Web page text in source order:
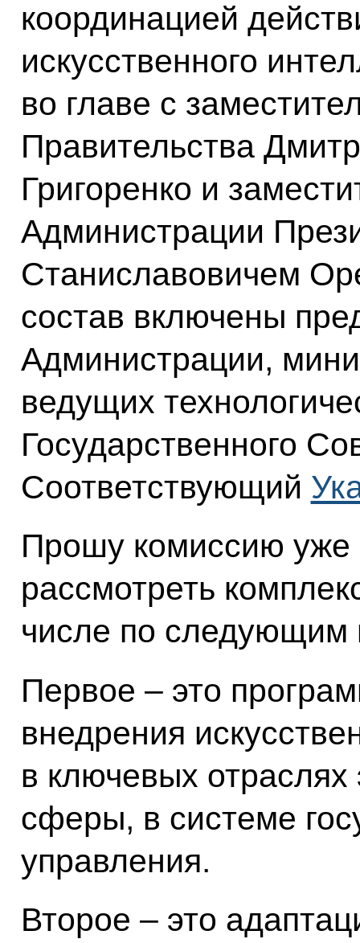
координацией
искусственного
во главе с
Правительства
Григоренко и
Администрации
Станиславовичем
состав включены
Администрации,
ведущих
Государственного
Соответствующий
Прошу комиссию уже
рассмотреть
числе по следующим
Первое – это
внедрения
в ключевых
сферы, в системе
управления.
Второе – это